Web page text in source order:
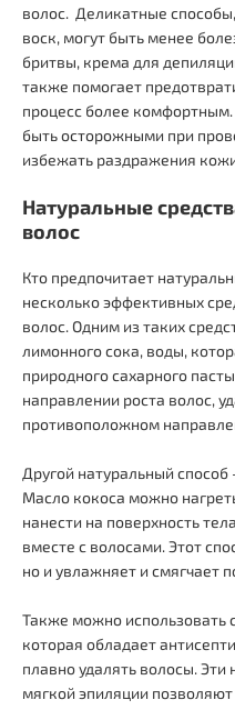
волос. Деликатные
воск, могут быть менее
бритвы, крема для
также помогает
процесс более
быть осторожными при
избежать раздражения
Натуральные
волос
Кто предпочитает
несколько эффективных
волос. Одним из таких
лимонного сока, воды,
природного сахарного
направлении роста волос,
противоположном
Другой натуральный
Масло кокоса можно
нанести на поверхность
вместе с волосами. Этот
но и увлажняет и смягчает
Также можно использовать
которая обладает
плавно удалять волосы. Эти
мягкой эпиляции